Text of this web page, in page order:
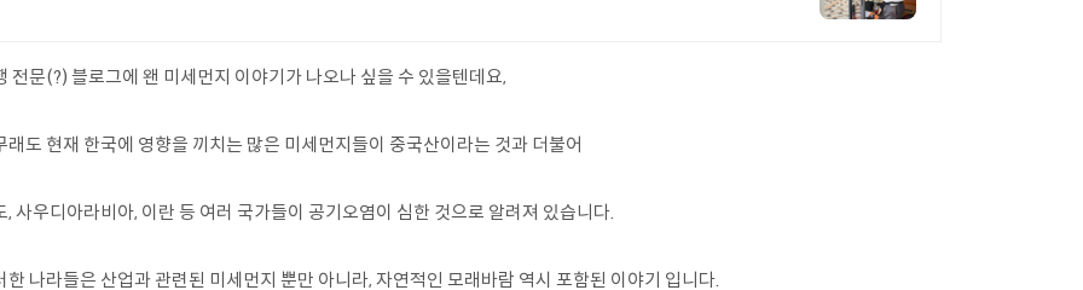
전문(?) 블로그에 왠 미세먼지 이야기가 나오나 싶을 수 있을텐데요,
래도 현재 한국에 영향을 끼치는 많은 미세먼지들이 중국산이라는 것과 더불어
, 사우디아라비아, 이란 등 여러 국가들이 공기오염이 심한 것으로 알려져 있습니다.
한 나라들은 산업과 관련된 미세먼지 뿐만 아니라, 자연적인 모래바람 역시 포함된 이야기 입니다.